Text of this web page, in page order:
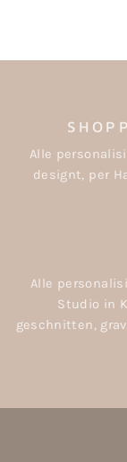
Alle
designt, per
Alle
Studio in
geschnitten,